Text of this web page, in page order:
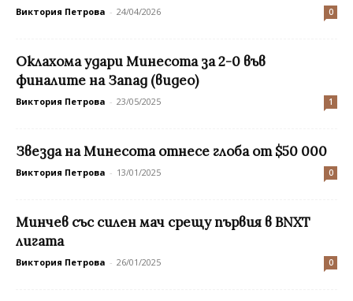
Виктория Петрова - 24/04/2026 0
Оклахома удари Минесота за 2-0 във
финалите на Запад (видео)
Виктория Петрова - 23/05/2025 1
Звезда на Минесота отнесе глоба от $50 000
Виктория Петрова - 13/01/2025 0
Минчев със силен мач срещу първия в BNXT
лигата
Виктория Петрова - 26/01/2025 0